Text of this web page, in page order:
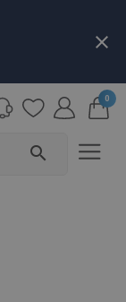
close
search
0